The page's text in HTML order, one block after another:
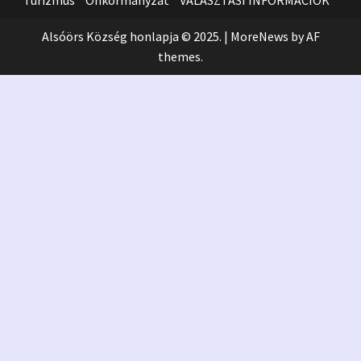
Alsóörs Község honlapja © 2025. | MoreNews by AF
themes.